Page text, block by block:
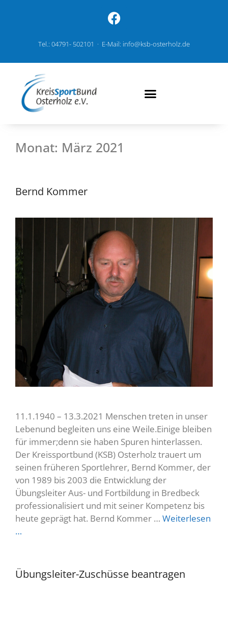
Tel.: 04791- 502101 · E-Mail: info@ksb-osterholz.de
Monat: März 2021
Bernd Kommer
11.1.1940 – 13.3.2021 Menschen treten in unser
Lebenund begleiten uns eine Weile.Einige bleiben
für immer;denn sie haben Spuren hinterlassen.
Der Kreissportbund (KSB) Osterholz trauert um
seinen früheren Sportlehrer, Bernd Kommer, der
von 1989 bis 2003 die Entwicklung der
Übungsleiter Aus- und Fortbildung in Bredbeck
professionalisiert und mit seiner Kompetenz bis
heute geprägt hat. Bernd Kommer … Weiterlesen
…
Übungsleiter-Zuschüsse beantragen